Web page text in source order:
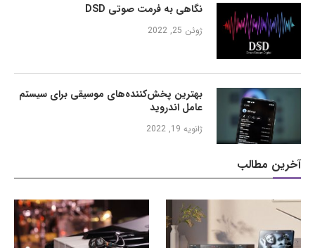
نگاهی به فرمت صوتی DSD
ژوئن 25, 2022
بهترین پخش‌کننده‌های موسیقی برای سیستم
عامل اندروید
ژانویه 19, 2022
آخرین مطالب